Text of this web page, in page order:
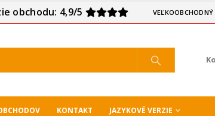
obchodu: 4,9/5 VEĽKOOBCHODNÝ
KONTAKT JAZYKOVÉ VERZIE